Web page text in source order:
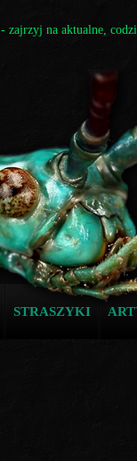
- zajrzyj na aktualne,
STRASZYKI